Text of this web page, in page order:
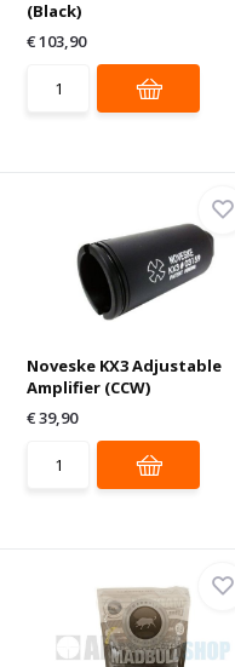
(Black)
€ 103,90
Noveske KX3 Adjustable
Amplifier (CCW)
€ 39,90